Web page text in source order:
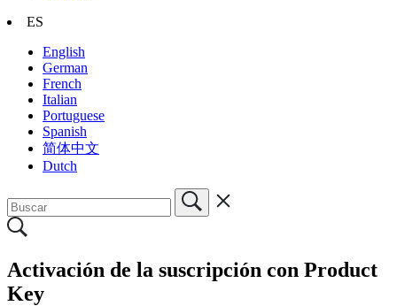
ES
English
German
French
Italian
Portuguese
Spanish
简体中文
Dutch
Activación de la suscripción con Product
Key